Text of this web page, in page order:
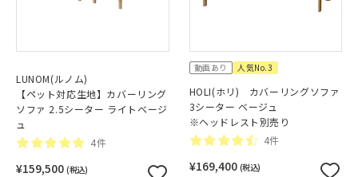
LUNOM(ルノム)
【ペット対応生地】カバーリング
ソファ 2.5シーター ライトベージ
ュ
4件
¥159,500 (税込)
動画あり 人気No.3
HOLI(ホリ) カバーリングソファ
3シーター ベージュ
※ヘッドレスト別売り
4件
¥169,400 (税込)